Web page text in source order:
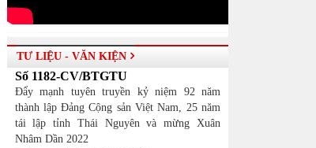
TƯ LIỆU - VĂN KIỆN
Số 1182-CV/BTGTU
Đẩy mạnh tuyên truyền kỷ niệm 92 năm
thành lập Đảng Cộng sản Việt Nam, 25 năm
tái lập tỉnh Thái Nguyên và mừng Xuân
Nhâm Dần 2022